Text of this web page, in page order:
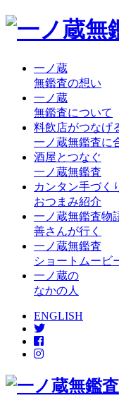
一ノ蔵
無鑑査の想い
一ノ蔵
無鑑査について
料飲店がつなげ
一ノ蔵無鑑査に
酒屋とつなぐ
一ノ蔵無鑑査
カンタン手づく
おつまみ紹介
一ノ蔵無鑑査物
善さんが行く
一ノ蔵無鑑査
ショートムービ
一ノ蔵の
なかの人
ENGLISH